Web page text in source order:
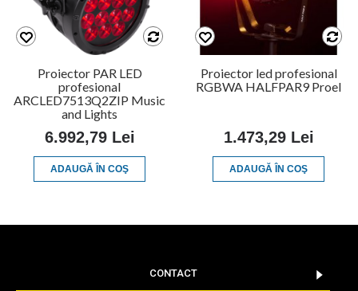
Proiector PAR LED
profesional
ARCLED7513Q2ZIP Music
and Lights
6.992,79 Lei
ADAUGĂ ÎN COŞ
Proiector led profesional
RGBWA HALFPAR9 Proel
1.473,29 Lei
ADAUGĂ ÎN COŞ
CONTACT